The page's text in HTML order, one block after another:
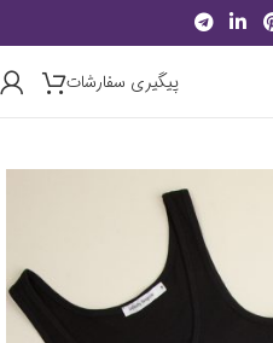
پیگیری سفارشات